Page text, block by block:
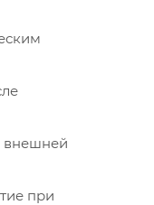
внешней
при